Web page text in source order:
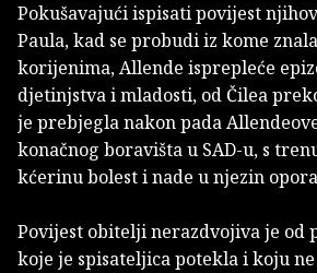
Pokušavajući ispisati povijest
Paula, kad se probudi iz kome
korijenima, Allende isprepleće
djetinjstva i mladosti, od Čilea
je prebjegla nakon pada
konačnog boravišta u SAD-u, s
kćerinu bolest i nade u njezin
Povijest obitelji nerazdvojiva je od
koje je spisateljica potekla i koju